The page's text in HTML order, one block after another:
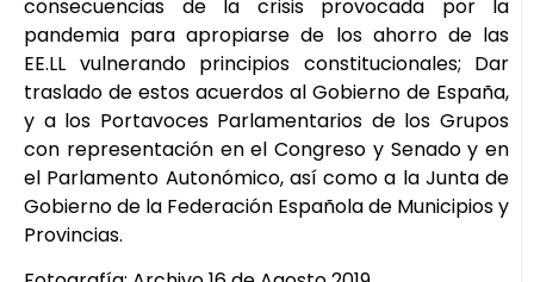
consecuencias de la crisis provocada por la
pandemia para apropiarse de los ahorro de las
EE.LL vulnerando principios constitucionales; Dar
traslado de estos acuerdos al Gobierno de España,
y a los Portavoces Parlamentarios de los Grupos
con representación en el Congreso y Senado y en
el Parlamento Autonómico, así como a la Junta de
Gobierno de la Federación Española de Municipios y
Provincias.